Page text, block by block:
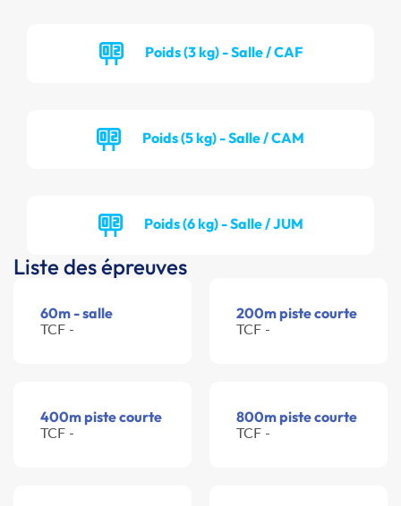
Poids (3 kg) - Salle / CAF
Poids (5 kg) - Salle / CAM
Poids (6 kg) - Salle / JUM
Liste des épreuves
60m - salle
TCF -
200m piste courte
TCF -
400m piste courte
TCF -
800m piste courte
TCF -